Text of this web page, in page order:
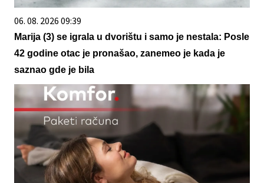
06. 08. 2026 09:39
Marija (3) se igrala u dvorištu i samo je nestala: Posle
42 godine otac je pronašao, zanemeo je kada je
saznao gde je bila